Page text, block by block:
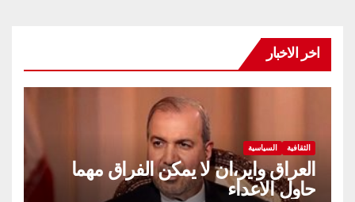
اخر الاخبار
الثقافية السياسية
العراق واير،ان لا يمكن الفراق مهما
حاول الاعداء